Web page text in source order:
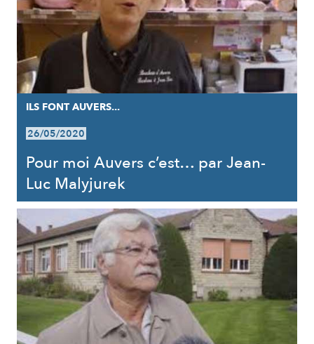
ILS FONT AUVERS...
26/05/2020
Pour moi Auvers c’est… par Jean-
Luc Malyjurek